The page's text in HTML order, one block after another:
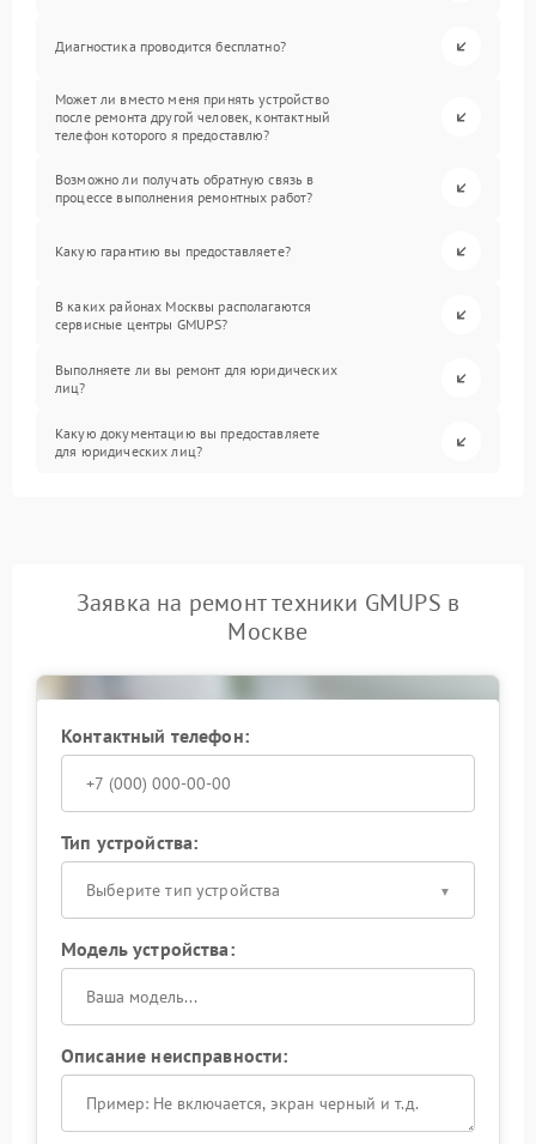
Диагностика проводится бесплатно?
Может ли вместо меня принять устройство
после ремонта другой человек, контактный
телефон которого я предоставлю?
Возможно ли получать обратную связь в
процессе выполнения ремонтных работ?
Какую гарантию вы предоставляете?
В каких районах Москвы располагаются
сервисные центры GMUPS?
Выполняете ли вы ремонт для юридических
лиц?
Какую документацию вы предоставляете
для юридических лиц?
Заявка на ремонт техники GMUPS в
Москве
Контактный телефон:
Тип устройства:
Выберите тип устройства
Модель устройства:
Описание неисправности: